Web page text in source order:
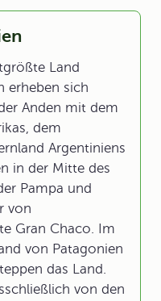
Land
erheben sich
Anden mit dem
dem
Argentiniens
in der Mitte des
Pampa und
von
Gran Chaco. Im
von Patagonien
das Land.
von den